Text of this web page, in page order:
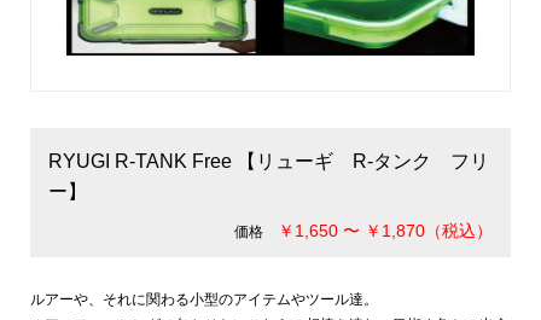
RYUGI R-TANK Free 【リューギ R-タンク フリ
ー】
価格 ￥1,650 〜 ￥1,870（税込）
ルアーや、それに関わる小型のアイテムやツール達。